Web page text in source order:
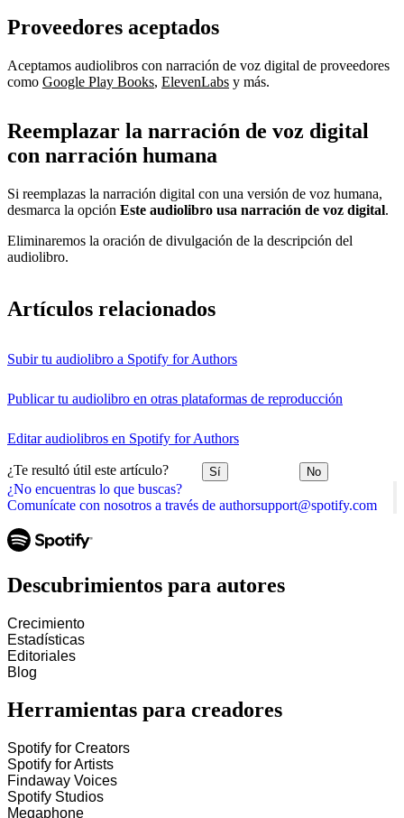
¿No encuentras lo que buscas?
Comunícate con nosotros a través de authorsupport@spotify.com
Proveedores aceptados
Aceptamos audiolibros con narración de voz digital de proveedores
como Google Play Books, ElevenLabs y más.
Reemplazar la narración de voz digital
con narración humana
Si reemplazas la narración digital con una versión de voz humana,
desmarca la opción Este audiolibro usa narración de voz digital.
Eliminaremos la oración de divulgación de la descripción del
audiolibro.
Artículos relacionados
Subir tu audiolibro a Spotify for Authors
Publicar tu audiolibro en otras plataformas de reproducción
Editar audiolibros en Spotify for Authors
¿Te resultó útil este artículo? Sí No
Descubrimientos para autores
Crecimiento
Estadísticas
Editoriales
Blog
Herramientas para creadores
Spotify for Creators
Spotify for Artists
Findaway Voices
Spotify Studios
Megaphone